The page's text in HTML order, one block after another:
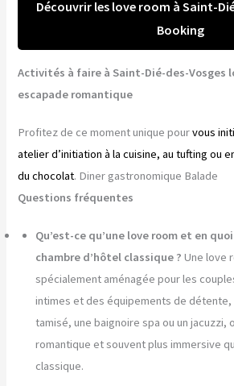
Découvrir les love room à Saint-
Booking
Activités à faire à Saint-Dié-des-Vosges
escapade romantique
Profitez de ce moment unique pourvous
atelier d’initiation à la cuisine, au tufting ou
du chocolat. Diner gastronomique Balade
Questions fréquentes
Qu’est-ce qu’une love room et en
chambre d’hôtel classique ? Une love
spécialement aménagée pour les
intimes et des équipements de détente,
tamisé, une baignoire spa ou un jacuzzi,
romantique et souvent plus immersive
classique.